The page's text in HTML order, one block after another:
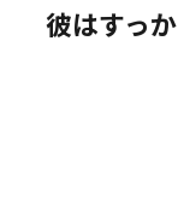
彼はすっ